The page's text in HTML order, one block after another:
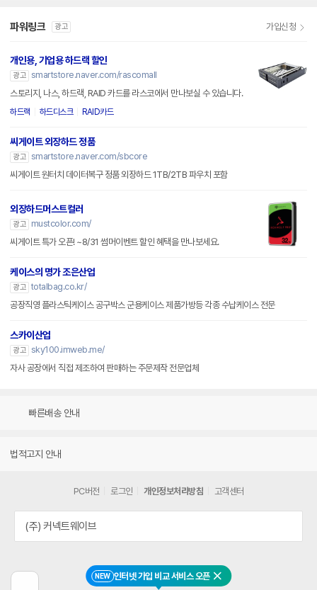
NEW 인터넷 가입 비교 서비스 오픈 닫기
파워링크 광고 가입신청
개인용, 기업용 하드랙 할인
광고 smartstore.naver.com/rascomall
스토리지, 나스, 하드랙, RAID 카드를 라스코에서 만나보실 수 있습니다.
하드랙 하드디스크 RAID카드
씨게이트 외장하드 정품
광고 smartstore.naver.com/sbcore
씨게이트 원터치 데이터복구 정품 외장하드 1TB/2TB 파우치 포함
외장하드머스트컬러
광고
mustcolor.com/
씨게이트 특가 오픈! ~8/31 썸머이벤트 할인 혜택을 만나보세요.
케이스의 명가 조은산업
광고 totalbag.co.kr/
공장직영 플라스틱케이스 공구박스 군용케이스 제품가방등 각종 수납케이스 전문
스카이산업
광고 sky100.imweb.me/
자사 공장에서 직접 제조하여 판매하는 주문제작 전문업체
빠른배송 안내
법적고지 안내
PC버전 로그인 개인정보처리방침 고객센터
(주) 커넥트웨이브